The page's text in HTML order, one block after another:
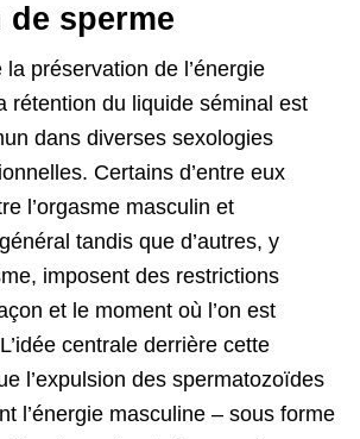
de sperme
la préservation de l’énergie
rétention du liquide séminal est
dans diverses sexologies
Certains d’entre eux
l’orgasme masculin et
tandis que d’autres, y
imposent des restrictions
et le moment où l’on est
centrale derrière cette
l’expulsion des spermatozoïdes
l’énergie masculine – sous forme